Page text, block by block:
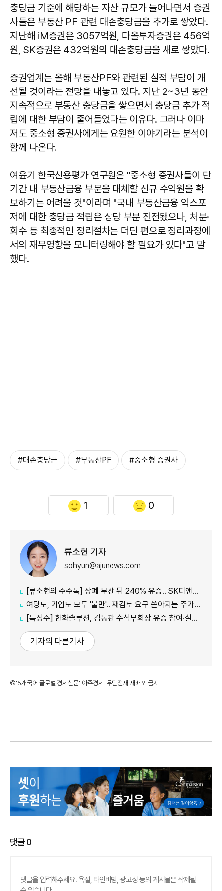
충당금 기준에 해당하는 자산 규모가 늘어나면서 증권
사들은 부동산 PF 관련 대손충당금을 추가로 쌓았다.
지난해 iM증권은 3057억원, 다올투자증권은 456억
원, SK증권은 432억원의 대손충당금을 새로 쌓았다.
증권업계는 올해 부동산PF와 관련된 실적 부담이 개
선될 것이라는 전망을 내놓고 있다. 지난 2~3년 동안
지속적으로 부동산 충당금을 쌓으면서 충당금 추가 적
립에 대한 부담이 줄어들었다는 이유다. 그러나 이마
저도 중소형 증권사에게는 요원한 이야기라는 분석이
함께 나온다.
여윤기 한국신용평가 연구원은 "중소형 증권사들이 단
기간 내 부동산금융 부문을 대체할 신규 수익원을 확
보하기는 어려울 것"이라며 "국내 부동산금융 익스포
저에 대한 충당금 적립은 상당 부분 진전됐으나, 처분·
회수 등 최종적인 정리절차는 더딘 편으로 정리과정에
서의 재무영향을 모니터링해야 할 필요가 있다"고 말
했다.
#대손충당금 #부동산PF #중소형 증권사
1 0
류소현 기자
sohyun@ajunews.com
[류소현의 주주톡] 상폐 무산 뒤 240% 유증…SK디앤디는 주주를 설득했나?
여당도, 기업도 모두 '불만'...재검토 요구 쏟아지는 주가누르기 방지 세제개편안
[특징주] 한화솔루션, 김동관 수석부회장 유증 참여·실적 개선 기대에 16% 강세
기자의 다른기사
©'5개국어 글로벌 경제신문' 아주경제. 무단전재·재배포 금지
댓글0